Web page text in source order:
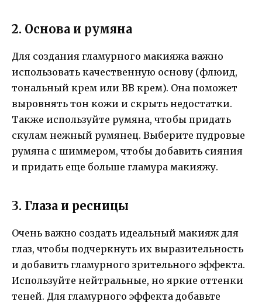
2. Основа и румяна
Для создания гламурного макияжа важно
использовать качественную основу (флюид,
тональный крем или BB крем). Она поможет
выровнять тон кожи и скрыть недостатки.
Также используйте румяна, чтобы придать
скулам нежный румянец. Выберите пудровые
румяна с шиммером, чтобы добавить сияния
и придать еще больше гламура макияжу.
3. Глаза и ресницы
Очень важно создать идеальный макияж для
глаз, чтобы подчеркнуть их выразительность
и добавить гламурного зрительного эффекта.
Используйте нейтральные, но яркие оттенки
теней. Для гламурного эффекта добавьте